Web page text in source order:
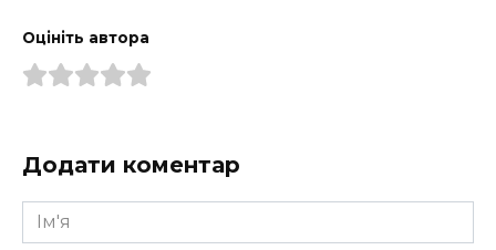
Оцініть автора
Додати коментар
Ім'я
*